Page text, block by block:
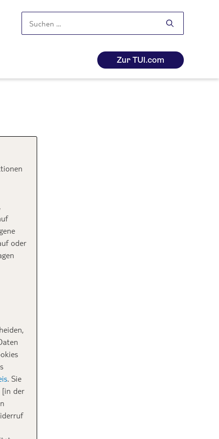
nach:
Zur TUI.com
oder
. Sie
[in der